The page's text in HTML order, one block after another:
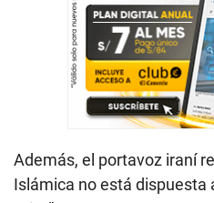
Además, el portavoz iraní
Islámica no está dispuesta